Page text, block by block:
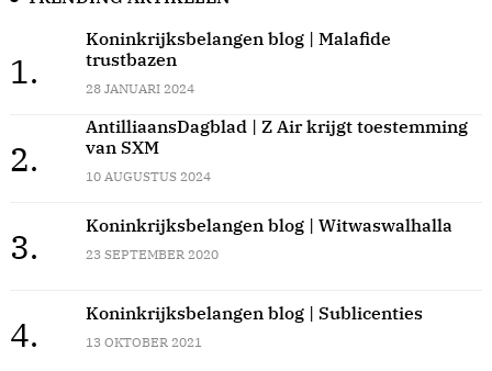
1.
Koninkrijksbelangen blog | Malafide
trustbazen
28 JANUARI 2024
2.
AntilliaansDagblad | Z Air krijgt toestemming
van SXM
10 AUGUSTUS 2024
3.
Koninkrijksbelangen blog | Witwaswalhalla
23 SEPTEMBER 2020
4.
Koninkrijksbelangen blog | Sublicenties
13 OKTOBER 2021